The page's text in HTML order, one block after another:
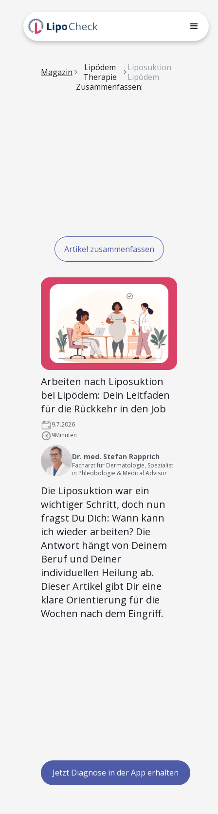
Magazin
Lipödem
Therapie
Liposuktion
Lipödem
Zusammenfassen:
Artikel zusammenfassen
Arbeiten nach Liposuktion
bei Lipödem: Dein Leitfaden
für die Rückkehr in den Job
9.7.2026
9Minuten
Dr. med. Stefan Rapprich
Facharzt für Dermatologie, Spezialist
in Phleobologie & Medical Advisor
Die Liposuktion war ein
wichtiger Schritt, doch nun
fragst Du Dich: Wann kann
ich wieder arbeiten? Die
Antwort hängt von Deinem
Beruf und Deiner
individuellen Heilung ab.
Dieser Artikel gibt Dir eine
klare Orientierung für die
Wochen nach dem Eingriff.
Jetzt Diagnose in der App erhalten